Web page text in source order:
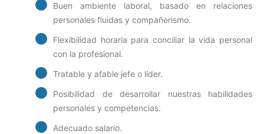
Buen ambiente laboral, basado en relaciones
personales fluidas y compañerismo.
Flexibilidad horaria para conciliar la vida personal
con la profesional.
Tratable y afable jefe o líder.
Posibilidad de desarrollar nuestras habilidades
personales y competencias.
Adecuado salario.